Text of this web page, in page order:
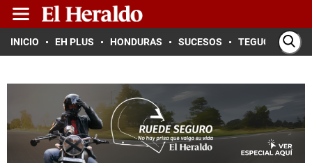
INICIO EH PLUS HONDURAS SUCESOS TEGUCIGALPA